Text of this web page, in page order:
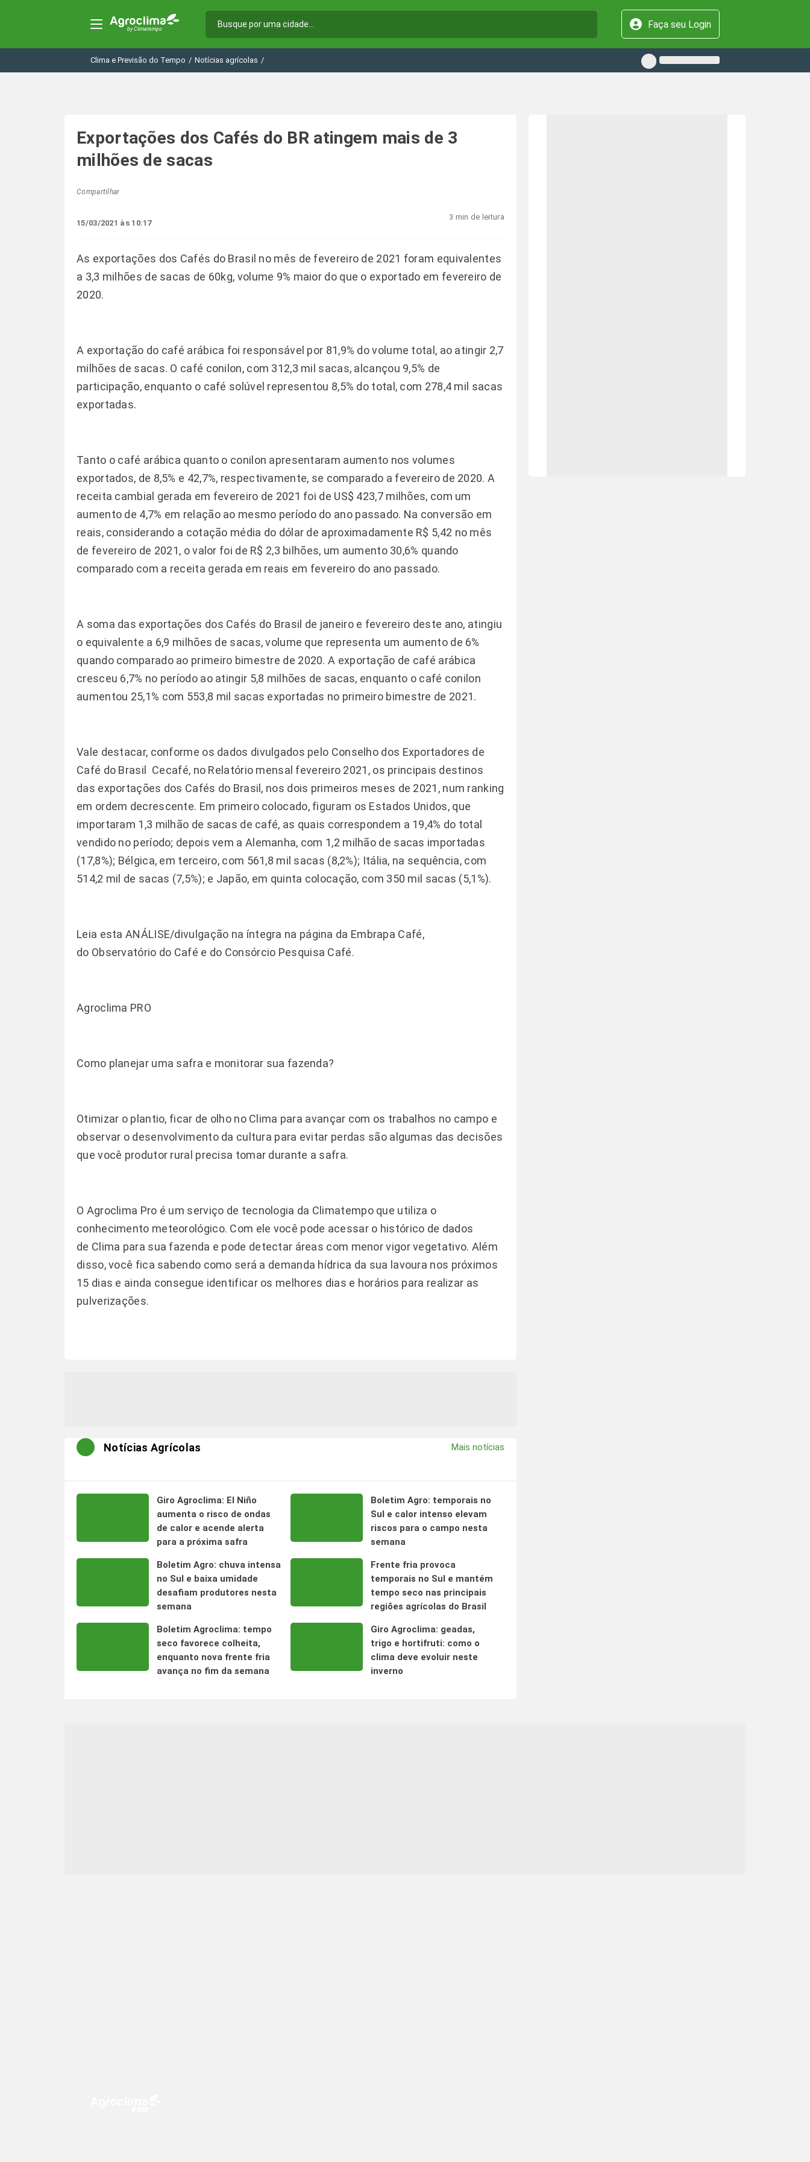
Faça seu Login
Clima e Previsão do Tempo / Notícias agrícolas /
Exportações dos Cafés do BR atingem mais de 3
milhões de sacas
Compartilhar
15/03/2021 às 10:17
3 min de leitura
As exportações dos Cafés do Brasil no mês de fevereiro de 2021 foram equivalentes
a 3,3 milhões de sacas de 60kg, volume 9% maior do que o exportado em fevereiro de
2020.
A exportação do café arábica foi responsável por 81,9% do volume total, ao atingir 2,7
milhões de sacas. O café conilon, com 312,3 mil sacas, alcançou 9,5% de
participação, enquanto o café solúvel representou 8,5% do total, com 278,4 mil sacas
exportadas.
Tanto o café arábica quanto o conilon apresentaram aumento nos volumes
exportados, de 8,5% e 42,7%, respectivamente, se comparado a fevereiro de 2020. A
receita cambial gerada em fevereiro de 2021 foi de US$ 423,7 milhões, com um
aumento de 4,7% em relação ao mesmo período do ano passado. Na conversão em
reais, considerando a cotação média do dólar de aproximadamente R$ 5,42 no mês
de fevereiro de 2021, o valor foi de R$ 2,3 bilhões, um aumento 30,6% quando
comparado com a receita gerada em reais em fevereiro do ano passado.
A soma das exportações dos Cafés do Brasil de janeiro e fevereiro deste ano, atingiu
o equivalente a 6,9 milhões de sacas, volume que representa um aumento de 6%
quando comparado ao primeiro bimestre de 2020. A exportação de café arábica
cresceu 6,7% no período ao atingir 5,8 milhões de sacas, enquanto o café conilon
aumentou 25,1% com 553,8 mil sacas exportadas no primeiro bimestre de 2021.
Vale destacar, conforme os dados divulgados pelo Conselho dos Exportadores de
Café do Brasil  Cecafé, no Relatório mensal fevereiro 2021, os principais destinos
das exportações dos Cafés do Brasil, nos dois primeiros meses de 2021, num ranking
em ordem decrescente. Em primeiro colocado, figuram os Estados Unidos, que
importaram 1,3 milhão de sacas de café, as quais correspondem a 19,4% do total
vendido no período; depois vem a Alemanha, com 1,2 milhão de sacas importadas
(17,8%); Bélgica, em terceiro, com 561,8 mil sacas (8,2%); Itália, na sequência, com
514,2 mil de sacas (7,5%); e Japão, em quinta colocação, com 350 mil sacas (5,1%).
Leia estaANÁLISE/divulgação na íntegra na página da Embrapa Café,
do Observatório do Café e do Consórcio Pesquisa Café.
Agroclima PRO
Como planejar uma safra e monitorar sua fazenda?
Otimizar o plantio, ficar de olho no Clima para avançar com os trabalhos no campo e
observar o desenvolvimento da cultura para evitar perdas são algumas das decisões
que você produtor rural precisa tomar durante a safra.
O Agroclima Pro é um serviço de tecnologia da Climatempo que utiliza o
conhecimento meteorológico. Com ele você pode acessar o histórico de dados
de Clima para sua fazenda e pode detectar áreas com menor vigor vegetativo. Além
disso, você fica sabendo como será a demanda hídrica da sua lavoura nos próximos
15 dias e ainda consegue identificar os melhores dias e horários para realizar as
pulverizações.
Notícias Agrícolas Mais notícias
Giro Agroclima: El Niño
aumenta o risco de ondas
de calor e acende alerta
para a próxima safra
Boletim Agro: temporais no
Sul e calor intenso elevam
riscos para o campo nesta
semana
Boletim Agro: chuva intensa
no Sul e baixa umidade
desafiam produtores nesta
semana
Frente fria provoca
temporais no Sul e mantém
tempo seco nas principais
regiões agrícolas do Brasil
Boletim Agroclima: tempo
seco favorece colheita,
enquanto nova frente fria
avança no fim da semana
Giro Agroclima: geadas,
trigo e hortifruti: como o
clima deve evoluir neste
inverno